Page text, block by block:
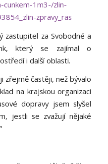
cunkem-1m3-/zlin-
zpravy_ras
zastupitel za Svobodné a
který se zajímal o
i další oblasti.
zřejmě častěji, než bývalo
na krajskou organizaci
dopravy jsem slyšel
jestli se zvažují nějaké